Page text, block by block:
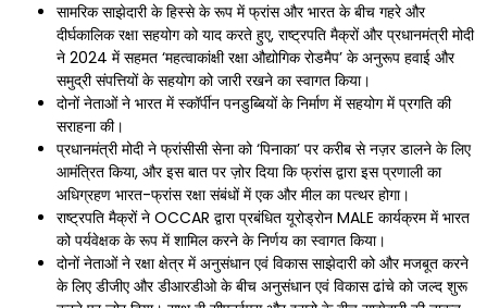
सामरिक साझेदारी के हिस्से के रूप में फ्रांस और भारत के बीच गहरे और
दीर्घकालिक रक्षा सहयोग को याद करते हुए, राष्ट्रपति मैक्रों और प्रधानमंत्री मोदी
ने 2024 में सहमत ‘महत्वाकांक्षी रक्षा औद्योगिक रोडमैप’ के अनुरूप हवाई और
समुद्री संपत्तियों के सहयोग को जारी रखने का स्वागत किया।
दोनों नेताओं ने भारत में स्कॉर्पीन पनडुब्बियों के निर्माण में सहयोग में प्रगति की
सराहना की।
प्रधानमंत्री मोदी ने फ्रांसीसी सेना को ‘पिनाका’ पर करीब से नज़र डालने के लिए
आमंत्रित किया, और इस बात पर ज़ोर दिया कि फ्रांस द्वारा इस प्रणाली का
अधिग्रहण भारत-फ्रांस रक्षा संबंधों में एक और मील का पत्थर होगा।
राष्ट्रपति मैक्रों ने OCCAR द्वारा प्रबंधित यूरोड्रोन MALE कार्यक्रम में भारत
को पर्यवेक्षक के रूप में शामिल करने के निर्णय का स्वागत किया।
दोनों नेताओं ने रक्षा क्षेत्र में अनुसंधान एवं विकास साझेदारी को और मजबूत करने
के लिए डीजीए और डीआरडीओ के बीच अनुसंधान एवं विकास ढांचे को जल्द शुरू